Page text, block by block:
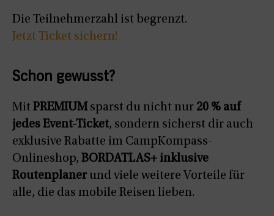
Die Teilnehmerzahl ist begrenzt.
Jetzt Ticket sichern!
Schon gewusst?
Mit PREMIUMsparst du nicht nur 20 % auf
jedes Event-Ticket, sondern sicherst dir auch
exklusive Rabatte im CampKompass-
Onlineshop, BORDATLAS+ inklusive
Routenplaner und viele weitere Vorteile für
alle, die das mobile Reisen lieben.